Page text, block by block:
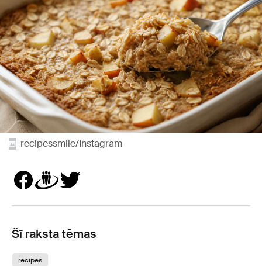
recipessmile/Instagram
Šī raksta tēmas
recipes